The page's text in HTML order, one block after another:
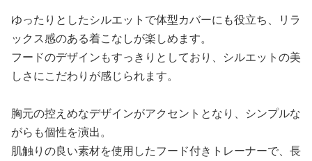
ゆったりとしたシルエットで体型カバーにも役立ち、リラ
ックス感のある着こなしが楽しめます。
フードのデザインもすっきりとしており、シルエットの美
しさにこだわりが感じられます。
胸元の控えめなデザインがアクセントとなり、シンプルな
がらも個性を演出。
肌触りの良い素材を使用したフード付きトレーナーで、長